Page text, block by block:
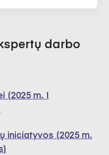
darbo
(2025 m. I
iniciatyvos (2025 m.